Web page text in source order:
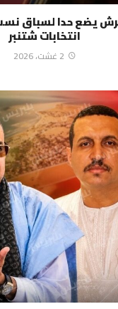
يضع حدا لسباق نسب
انتخابات شتنبر
2 غشت، 2026